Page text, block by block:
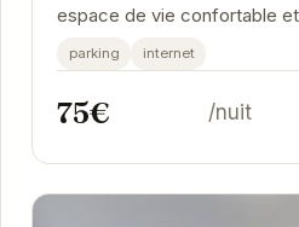
espace de vie confortable
parking privé inclus, vous
parking internet
75€ /nuit